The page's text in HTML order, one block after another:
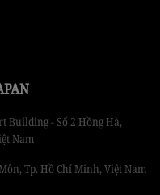
Building - Số 2 Hồng Hà,
Nam
Tp. Hồ Chí Minh, Việt Nam